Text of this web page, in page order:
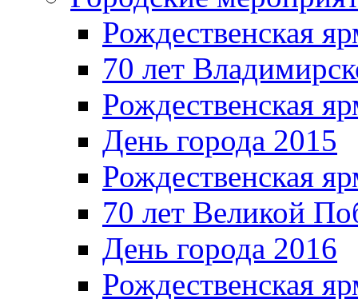
Рождественская
70 лет
Рождественская
День города 2015
Рождественская
70 лет Великой
День города 2016
Рождественская